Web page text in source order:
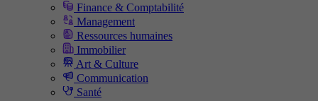
Finance & Comptabilité
Management
Ressources humaines
Immobilier
Art & Culture
Communication
Santé